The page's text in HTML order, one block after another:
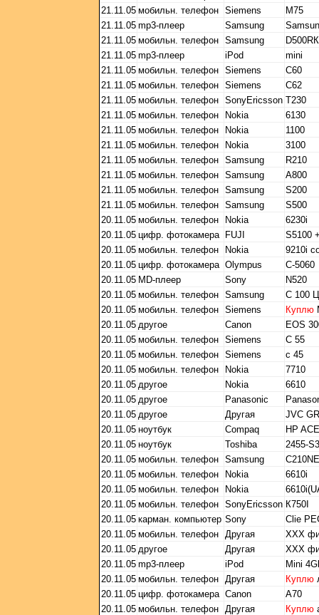
21.11.05 мобильн. телефон Siemens
M75
21.11.05 mp3-плеер Samsung
21.11.05 мобильн. телефон Samsung
D500RК
21.11.05 mp3-плеер iPod
mini
21.11.05 мобильн. телефон Siemens
C60
21.11.05 мобильн. телефон Siemens
C62
21.11.05 мобильн. телефон SonyEricsson T230
21.11.05 мобильн. телефон Nokia
6130
21.11.05 мобильн. телефон Nokia
1100
21.11.05 мобильн. телефон Nokia
3100
21.11.05 мобильн. телефон Samsung
R210
21.11.05 мобильн. телефон Samsung
A800
21.11.05 мобильн. телефон Samsung
S200
21.11.05 мобильн. телефон Samsung
S500
20.11.05 мобильн. телефон Nokia
6230i
20.11.05 цифр. фотокамера FUJI
S5100
20.11.05 мобильн. телефон Nokia
9210i
20.11.05 цифр. фотокамера Olympus
C-5060
20.11.05 MD-плеер Sony
N520
20.11.05 мобильн. телефон Samsung
C 100
20.11.05 мобильн. телефон Siemens Куплю
20.11.05 другое Canon
EOS
20.11.05 мобильн. телефон Siemens
С 55
20.11.05 мобильн. телефон Siemens
с 45
20.11.05 мобильн. телефон Nokia
7710
20.11.05 другое Nokia
6610
20.11.05 другое Panasonic
20.11.05 другое Другая
JVC
20.11.05 ноутбук Compaq
HP
20.11.05 ноутбук Toshiba
2455-
20.11.05 мобильн. телефон Samsung
20.11.05 мобильн. телефон Nokia
6610i
20.11.05 мобильн. телефон Nokia
20.11.05 мобильн. телефон SonyEricsson К750I
20.11.05 карман. компьютер Sony
Clie
20.11.05 мобильн. телефон Другая
ХХХ
20.11.05 другое Другая
ХХХ
20.11.05 mp3-плеер iPod
Mini
20.11.05 мобильн. телефон Другая Куплю
20.11.05 цифр. фотокамера Canon
A70
20.11.05 мобильн. телефон Другая Куплю